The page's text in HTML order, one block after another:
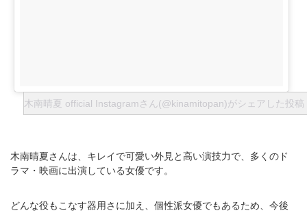
木南晴夏 official Instagramさん(@kinamitopan)がシェアした投稿
木南晴夏さんは、キレイで可愛い外見と高い演技力で、多くのド
ラマ・映画に出演している女優です。
どんな役もこなす器用さに加え、個性派女優でもあるため、今後